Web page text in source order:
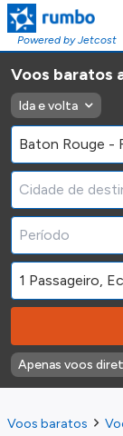
Powered by Jetcost
Voos baratos
Ida e volta
Apenas voos
Voos baratos